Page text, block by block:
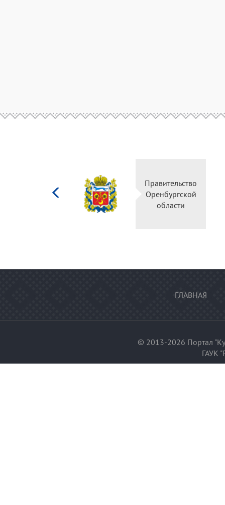
Правительство
Оренбургской
области
ГЛАВНАЯ
© 2013-2026 Портал
ГАУК